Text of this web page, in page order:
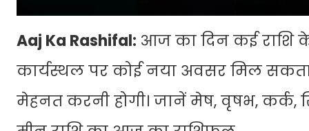
Aaj Ka Rashifal: आज का दिन कई राशि
कार्यस्थल पर कोई नया अवसर मिल
मेहनत करनी होगी। जानें मेष, वृषभ,